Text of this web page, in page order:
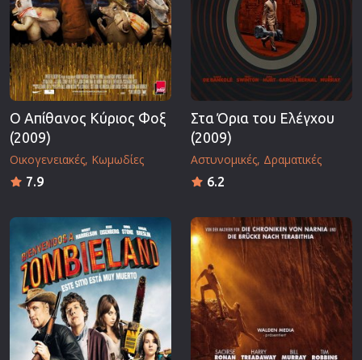
Ο Απίθανος Κύριος Φοξ
(2009)
Οικογενειακές Κωμωδίες
7.9
Στα Όρια του Ελέγχου
(2009)
Αστυνομικές Δραματικές
6.2